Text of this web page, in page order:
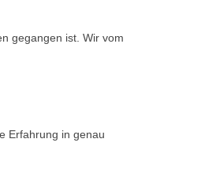
gegangen ist. Wir vom
Erfahrung in genau